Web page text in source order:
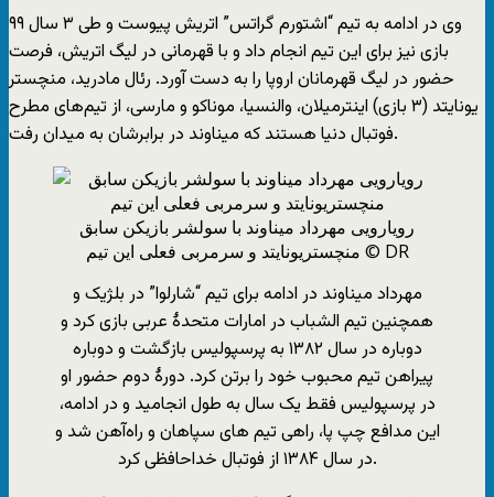
وی در ادامه به تیم “اشتورم گراتس” اتریش پیوست و طی ۳ سال ۹۹
بازی نیز برای این تیم انجام داد و با قهرمانی در لیگ اتریش، فرصت
حضور در لیگ قهرمانان اروپا را به دست آورد. رئال مادرید، منچستر
یونایتد (۳ بازی) اینترمیلان، والنسیا، موناکو و مارسی، از تیم‌های مطرح
فوتبال دنیا هستند که میناوند در برابرشان به میدان رفت.
رویارویی مهرداد میناوند با سولشر بازیکن سابق
منچستریونایتد و سرمربی فعلی این تیم © DR
مهرداد میناوند در ادامه برای تیم “شارلوا” در بلژیک و
همچنین تیم الشباب در امارات متحدۀ عربی بازی کرد و
دوباره در سال ۱۳۸۲ به پرسپولیس بازگشت و دوباره
پیراهن تیم محبوب خود را برتن کرد. دورۀ دوم حضور او
در پرسپولیس فقط یک سال به طول انجامید و در ادامه،
این مدافع چپ پا، راهی تیم های سپاهان و راه‌آهن شد و
در سال ۱۳۸۴ از فوتبال خداحافظی کرد.